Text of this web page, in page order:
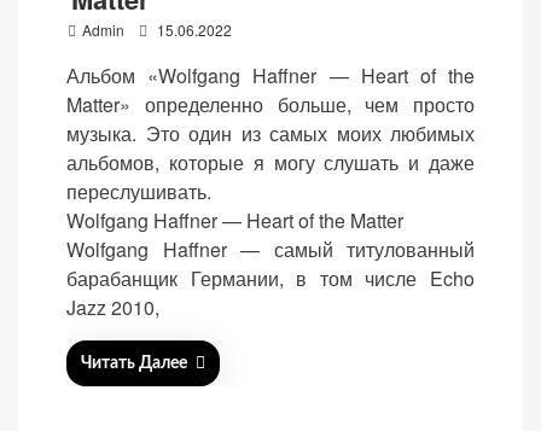
Admin
s
t
e
d
o
n
15.06.2022
Альбом «Wolfgang Haffner — Heart of the
Matter» определенно больше, чем просто
музыка. Это один из самых моих любимых
альбомов, которые я могу слушать и даже
переслушивать.
Wolfgang Haffner — Heart of the Matter
Wolfgang Haffner — самый титулованный
барабанщик Германии, в том числе Echo
Jazz 2010,
Читать Далее